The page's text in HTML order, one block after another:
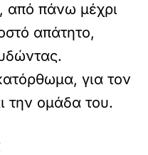
από πάνω μέχρι
απάτητο,
για τον
την ομάδα του.